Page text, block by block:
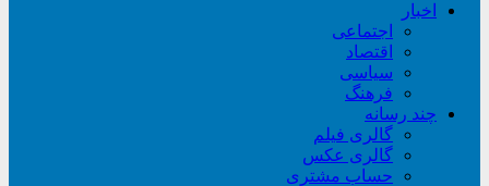
اخبار
اجتماعی
اقتصاد
سیاسی
فرهنگ
چند رسانه
گالری فیلم
گالری عکس
حساب مشتری